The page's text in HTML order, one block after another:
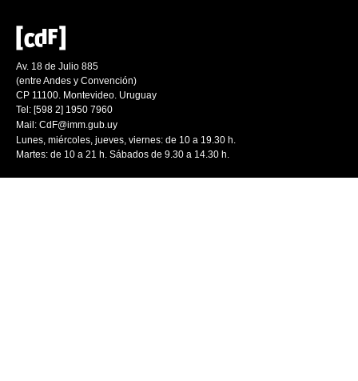
Av. 18 de Julio 885
(entre Andes y Convención)
CP 11100. Montevideo. Uruguay
Tel: [598 2] 1950 7960
Mail: CdF@imm.gub.uy
Lunes, miércoles, jueves, viernes: de 10 a 19.30 h.
Martes: de 10 a 21 h. Sábados de 9.30 a 14.30 h.